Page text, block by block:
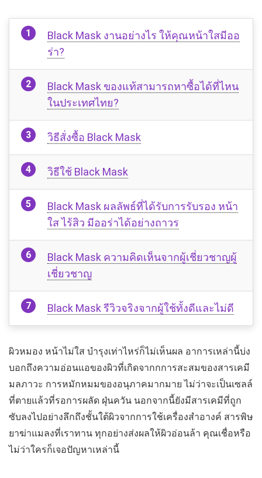
Black Mask งานอย่างไร ให้คุณหน้าใสมีออ
ร่า?
Black Mask ของแท้สามารถหาซื้อได้ที่ไหน
ในประเทศไทย?
วิธีสั่งซื้อ Black Mask
วิธีใช้ Black Mask
Black Mask ผลลัพธ์ที่ได้รับการรับรอง หน้า
ใส ไร้สิว มีออร่าได้อย่างถาวร
Black Mask ความคิดเห็นจากผู้เชี่ยวชาญผู้
เชี่ยวชาญ
Black Mask รีวิวจริงจากผู้ใช้ทั้งดีและไม่ดี
ผิวหมอง หน้าไม่ใส บำรุงเท่าไหร่ก็ไม่เห็นผล อาการเหล่านี้บ่ง
บอกถึงความอ่อนแอของผิวที่เกิดจากกการสะสมของสารเคมี
มลภาวะ การหมักหมมของอนุภาคมากมาย ไม่ว่าจะเป็นเซลล์
ที่ตายแล้วที่รอการผลัด ฝุ่นควัน นอกจากนี้ยังมีสารเคมีที่ถูก
ซับลงไปอย่างลึกถึงชั้นใต้ผิวจากการใช้เครื่องสำอางค์ สารพิษ
ยาฆ่าแมลงที่เราทาน ทุกอย่างส่งผลให้ผิวอ่อนล้า คุณเชื่อหรือ
ไม่ว่าใครก็เจอปัญหาเหล่านี้